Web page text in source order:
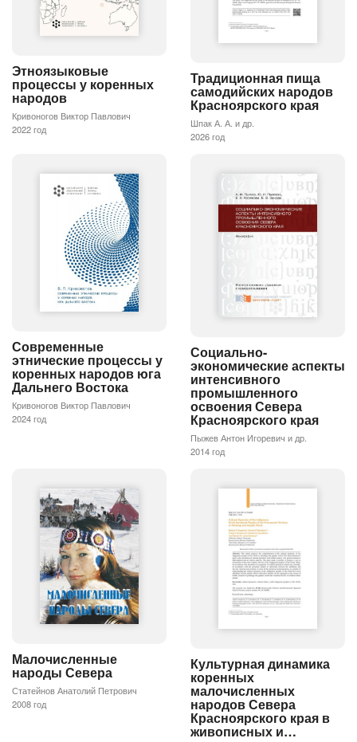
Этноязыковые
процессы у коренных
народов
Кривоногов Виктор Павлович
2022 год
Традиционная пища
самодийских народов
Красноярского края
Шпак А. А. и др.
2026 год
Современные
этнические процессы у
коренных народов юга
Дальнего Востока
Кривоногов Виктор Павлович
2024 год
Социально-
экономические аспекты
интенсивного
промышленного
освоения Севера
Красноярского края
Пыжев Антон Игоревич и др.
2014 год
Малочисленные
народы Севера
Статейнов Анатолий Петрович
2008 год
Культурная динамика
коренных
малочисленных
народов Севера
Красноярского края в
живописных и…